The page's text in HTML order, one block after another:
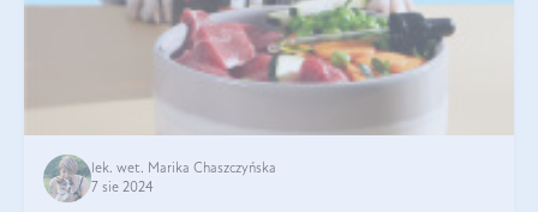
lek. wet. Marika Chaszczyńska
7 sie 2024